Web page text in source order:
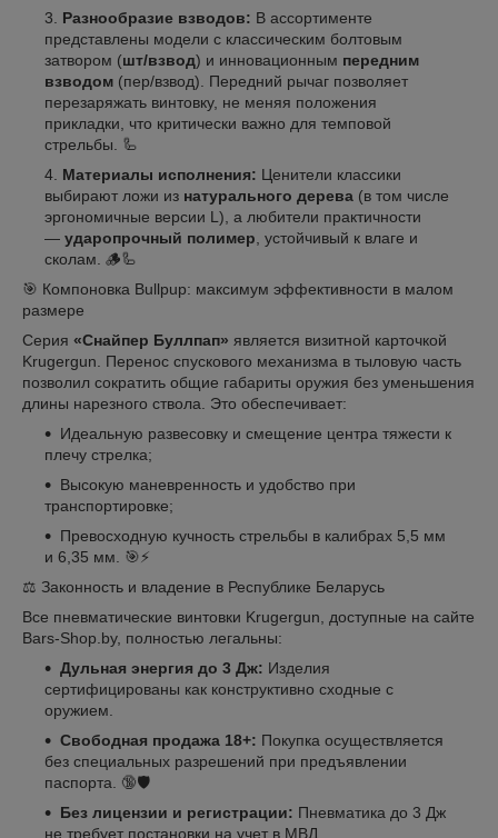
Разнообразие взводов: В ассортименте
представлены модели с классическим болтовым
затвором (шт/взвод) и инновационным передним
взводом (пер/взвод). Передний рычаг позволяет
перезаряжать винтовку, не меняя положения
прикладки, что критически важно для темповой
стрельбы. 🦾
Материалы исполнения: Ценители классики
выбирают ложи из натурального дерева (в том числе
эргономичные версии L), а любители практичности
— ударопрочный полимер , устойчивый к влаге и
сколам. 🪵🦾
🎯 Компоновка Bullpup: максимум эффективности в малом
размере
Серия «Снайпер Буллпап» является визитной карточкой
Krugergun. Перенос спускового механизма в тыловую часть
позволил сократить общие габариты оружия без уменьшения
длины нарезного ствола. Это обеспечивает:
Идеальную развесовку и смещение центра тяжести к
плечу стрелка;
Высокую маневренность и удобство при
транспортировке;
Превосходную кучность стрельбы в калибрах 5,5 мм
и 6,35 мм. 🎯⚡
⚖️ Законность и владение в Республике Беларусь
Все пневматические винтовки Krugergun, доступные на сайте
Bars-Shop.by, полностью легальны:
Дульная энергия до 3 Дж: Изделия
сертифицированы как конструктивно сходные с
оружием.
Свободная продажа 18+: Покупка осуществляется
без специальных разрешений при предъявлении
паспорта. 🔞🛡️
Без лицензии и регистрации: Пневматика до 3 Дж
не требует постановки на учет в МВД.